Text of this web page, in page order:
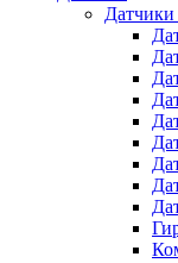
Датчики